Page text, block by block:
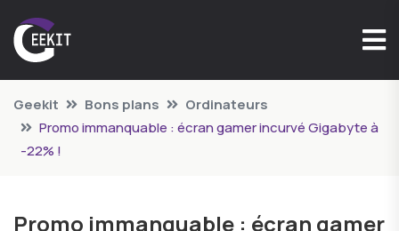
Geekit Bons plans
Ordinateurs
Promo immanquable : écran gamer incurvé Gigabyte à
-22% !
Promo immanquable : écran gamer